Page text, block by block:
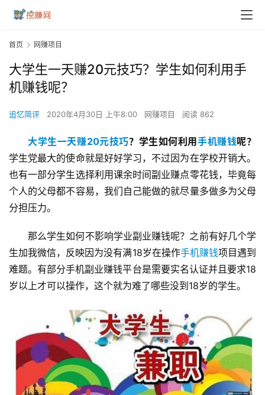
首页 网赚项目
大学生一天赚20元技巧？学生如何利用手
机赚钱呢？
追忆简评 2020年4月30日 上午8:00 网赚项目 阅读 862
大学生一天赚20元技巧？学生如何利用手机赚钱呢？
学生党最大的使命就是好好学习，不过因为在学校开销大。
也有一部分学生选择利用课余时间副业赚点零花钱，毕竟每
个人的父母都不容易，我们自己能做的就尽量多做多为父母
分担压力。
那么学生如何不影响学业副业赚钱呢？之前有好几个学
生加我微信，反映因为没有满18岁在操作手机赚钱项目遇到
难题。有部分手机副业赚钱平台是需要实名认证并且要求18
岁以上才可以操作，这个就为难了哪些没到18岁的学生。